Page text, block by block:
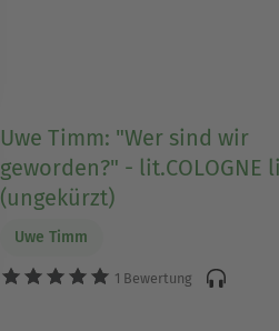
Uwe Timm: "Wer sind wir
geworden?" - lit.COLOGNE
(ungekürzt)
Uwe Timm
1 Bewertung